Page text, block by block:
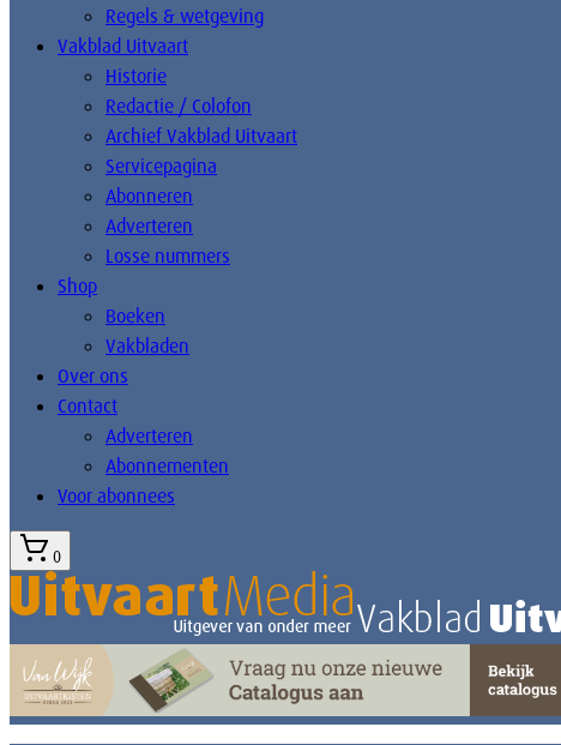
Regels & wetgeving
Vakblad Uitvaart
Historie
Redactie / Colofon
Archief Vakblad Uitvaart
Servicepagina
Abonneren
Adverteren
Losse nummers
Shop
Boeken
Vakbladen
Over ons
Contact
Adverteren
Abonnementen
Voor abonnees
0